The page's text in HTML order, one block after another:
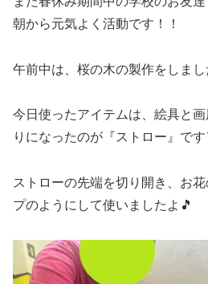
朝から元気よく活動です！！
午前中は、桜の木の製作をしまし
今日使ったアイテムは、絵具と
りになったのが『ストロー』で
ストローの先端を切り開き、お
プのようにして使いましたよ🎵